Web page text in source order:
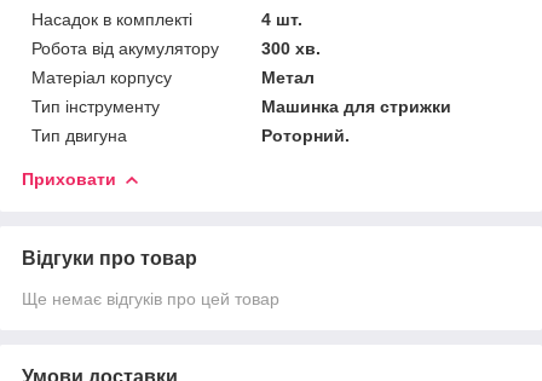
Насадок в комплекті
4 шт.
Робота від акумулятору
300 хв.
Матеріал корпусу
Метал
Тип інструменту
Машинка для стрижки
Тип двигуна
Роторний.
Приховати
Відгуки про товар
Ще немає відгуків про цей товар
Умови доставки